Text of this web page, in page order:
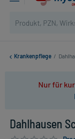
Krankenpflege /
Nur für
Dahlhausen